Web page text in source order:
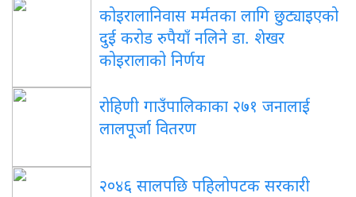
कोइरालानिवास मर्मतका लागि छुट्याइएको
दुई करोड रुपैयाँ नलिने डा. शेखर
कोइरालाको निर्णय
रोहिणी गाउँपालिकाका २७१ जनालाई
लालपूर्जा वितरण
२०४६ सालपछि पहिलोपटक सरकारी